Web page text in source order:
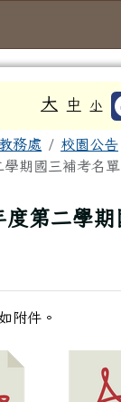
大 中 小
務處
校園公告
期國三補考名單
度第二學
附件。